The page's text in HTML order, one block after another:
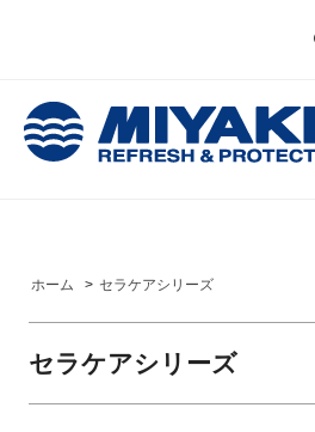
ホーム > セラケアシリーズ
セラケアシリーズ